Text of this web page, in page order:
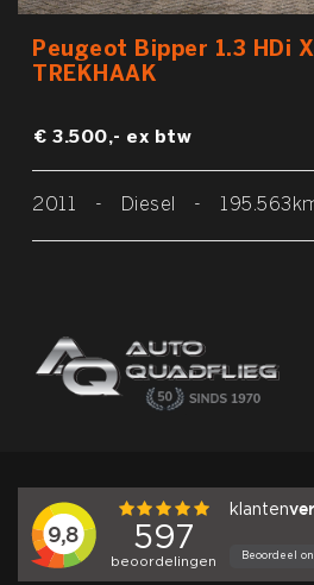
Peugeot Bipper 1.3 HDi
TREKHAAK
€ 3.500,- ex btw
2011 - Diesel -